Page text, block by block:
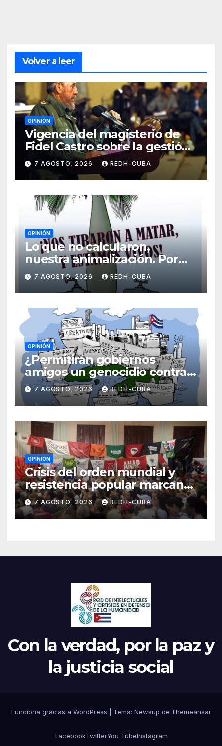
Volver a leer
OPINIÓN
Vigencia del magisterio de
Fidel Castro sobre la gestión
del liderazgo revolucionario.
Por Jorge Luís Guach Estévez
7 AGOSTO, 2026 REDH-CUBA
OPINIÓN
Lo que no calcularon,
nuestra animalización. Por
Laidi Fernández de Juan
7 AGOSTO, 2026 REDH-CUBA
OPINIÓN
¿Permitirán gobiernos
amigos un genocidio contra
Cuba? Por Hedelberto López
Blanch
7 AGOSTO, 2026 REDH-CUBA
OPINIÓN
Crisis del orden mundial y
resistencia popular marcan
el inicio de la IV Asamblea
Continental de ALBA
Movimientos en Cuba
7 AGOSTO, 2026 REDH-CUBA
Con la verdad, por la paz y
la justicia social
Funciona gracias a WordPress Tema: Newsup de Themeansar
FacebookTwitterYou TubeInstagram